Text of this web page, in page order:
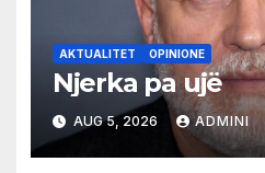
AKTUALITET OPINIONE
Njerka pa ujë
AUG 5, 2026 ADMINI